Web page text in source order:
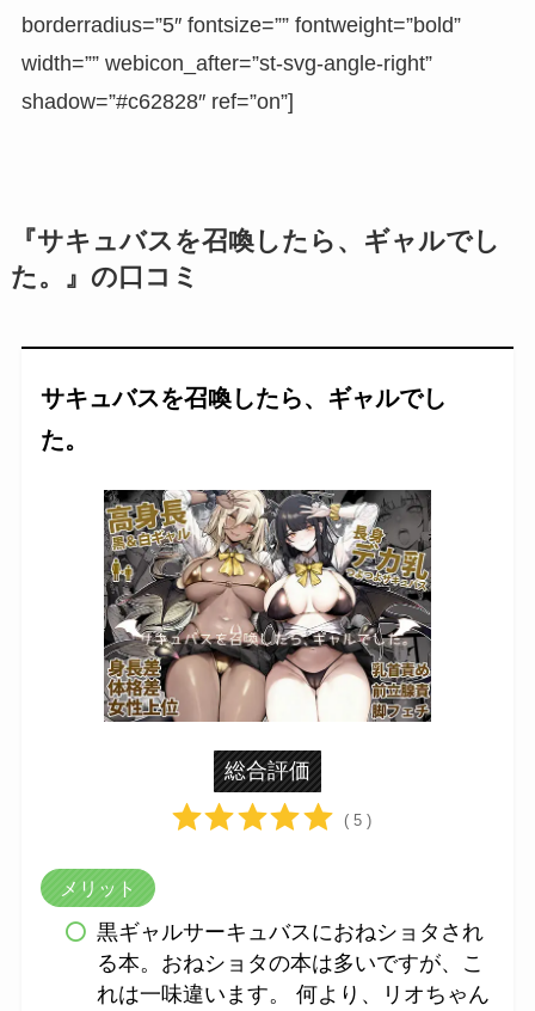
borderradius=”5″ fontsize=”” fontweight=”bold”
width=”” webicon_after=”st-svg-angle-right”
shadow=”#c62828″ ref=”on”]
『サキュバスを召喚したら、ギャルでし
た。』の口コミ
サキュバスを召喚したら、ギャルでし
た。
総合評価
( 5 )
メリット
黒ギャルサーキュバスにおねショタされ
る本。おねショタの本は多いですが、こ
れは一味違います。 何より、リオちゃん